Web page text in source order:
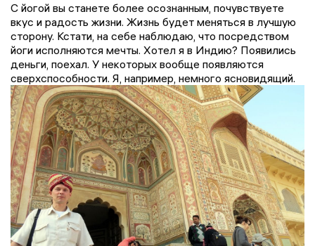
С йогой вы станете более осознанным, почувствуете
вкус и радость жизни. Жизнь будет меняться в лучшую
сторону. Кстати, на себе наблюдаю, что посредством
йоги исполняются мечты. Хотел я в Индию? Появились
деньги, поехал. У некоторых вообще появляются
сверхспособности. Я, например, немного ясновидящий.